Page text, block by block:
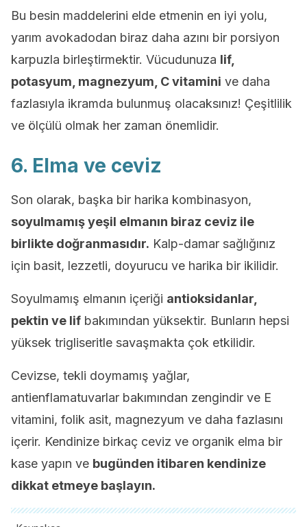
Bu besin maddelerini elde etmenin en iyi yolu,
yarım avokadodan biraz daha azını bir porsiyon
karpuzla birleştirmektir. Vücudunuza lif,
potasyum, magnezyum, C vitamini ve daha
fazlasıyla ikramda bulunmuş olacaksınız! Çeşitlilik
ve ölçülü olmak her zaman önemlidir.
6. Elma ve ceviz
Son olarak, başka bir harika kombinasyon,
soyulmamış yeşil elmanın biraz ceviz ile
birlikte doğranmasıdır. Kalp-damar sağlığınız
için basit, lezzetli, doyurucu ve harika bir ikilidir.
Soyulmamış elmanın içeriği antioksidanlar,
pektin ve lif bakımından yüksektir. Bunların hepsi
yüksek trigliseritle savaşmakta çok etkilidir.
Cevizse, tekli doymamış yağlar,
antienflamatuvarlar bakımından zengindir ve E
vitamini, folik asit, magnezyum ve daha fazlasını
içerir. Kendinize birkaç ceviz ve organik elma bir
kase yapın ve bugünden itibaren kendinize
dikkat etmeye başlayın.